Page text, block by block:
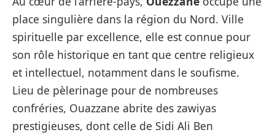
place singulière dans la région du Nord. Ville
spirituelle par excellence, elle est connue pour
son rôle historique en tant que centre religieux
et intellectuel, notamment dans le soufisme.
Lieu de pèlerinage pour de nombreuses
confréries, Ouazzane abrite des zawiyas
prestigieuses, dont celle de Sidi Ali Ben